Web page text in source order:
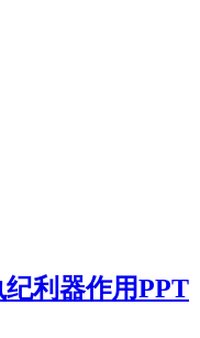
利器作用PPT